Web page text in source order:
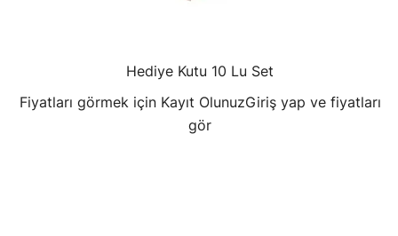
Hediye Kutu 10 Lu Set
Fiyatları görmek için Kayıt OlunuzGiriş yap ve fiyatları
gör